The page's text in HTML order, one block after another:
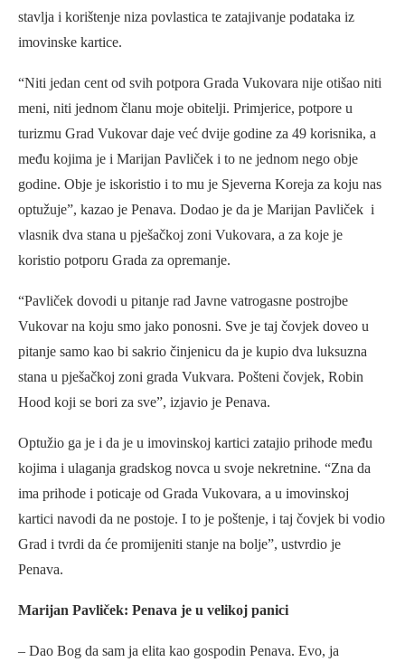
stavlja i korištenje niza povlastica te zatajivanje podataka iz
imovinske kartice.
“Niti jedan cent od svih potpora Grada Vukovara nije otišao niti
meni, niti jednom članu moje obitelji. Primjerice, potpore u
turizmu Grad Vukovar daje već dvije godine za 49 korisnika, a
među kojima je i Marijan Pavliček i to ne jednom nego obje
godine. Obje je iskoristio i to mu je Sjeverna Koreja za koju nas
optužuje”, kazao je Penava. Dodao je da je Marijan Pavliček i
vlasnik dva stana u pješačkoj zoni Vukovara, a za koje je
koristio potporu Grada za opremanje.
“Pavliček dovodi u pitanje rad Javne vatrogasne postrojbe
Vukovar na koju smo jako ponosni. Sve je taj čovjek doveo u
pitanje samo kao bi sakrio činjenicu da je kupio dva luksuzna
stana u pješačkoj zoni grada Vukvara. Pošteni čovjek, Robin
Hood koji se bori za sve”, izjavio je Penava.
Optužio ga je i da je u imovinskoj kartici zatajio prihode među
kojima i ulaganja gradskog novca u svoje nekretnine. “Zna da
ima prihode i poticaje od Grada Vukovara, a u imovinskoj
kartici navodi da ne postoje. I to je poštenje, i taj čovjek bi vodio
Grad i tvrdi da će promijeniti stanje na bolje”, ustvrdio je
Penava.
Marijan Pavliček: Penava je u velikoj panici
– Dao Bog da sam ja elita kao gospodin Penava. Evo, ja